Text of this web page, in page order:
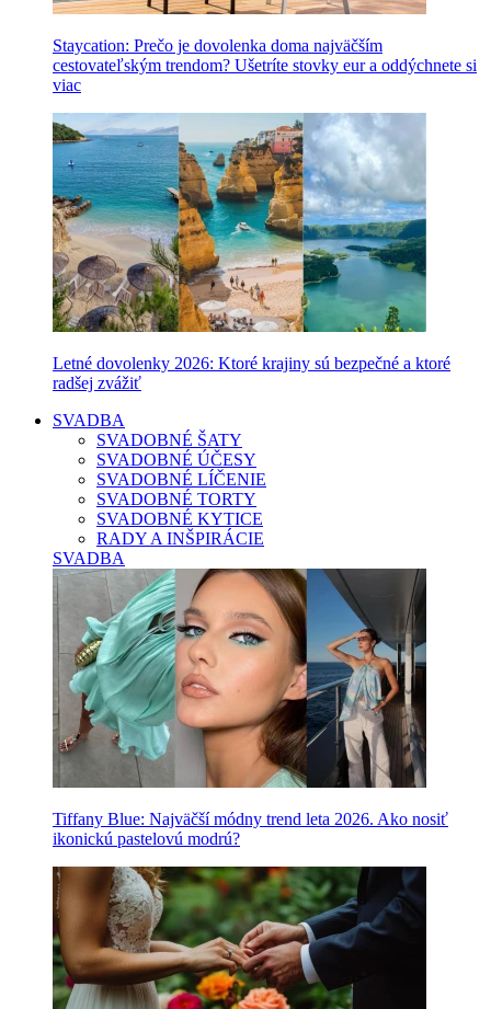
Staycation: Prečo je dovolenka doma najväčším
cestovateľským trendom? Ušetríte stovky eur a oddýchnete si
viac
Letné dovolenky 2026: Ktoré krajiny sú bezpečné a ktoré
radšej zvážiť
SVADBA
SVADOBNÉ ŠATY
SVADOBNÉ ÚČESY
SVADOBNÉ LÍČENIE
SVADOBNÉ TORTY
SVADOBNÉ KYTICE
RADY A INŠPIRÁCIE
SVADBA
Tiffany Blue: Najväčší módny trend leta 2026. Ako nosiť
ikonickú pastelovú modrú?